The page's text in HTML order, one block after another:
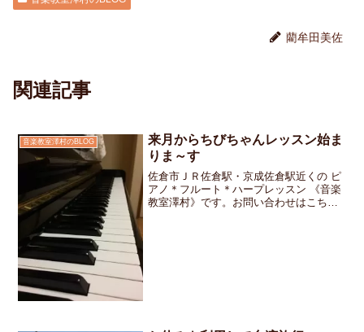
藺牟田美佐
関連記事
音楽教室澤村のBLOG
来月からちびちゃんレッスン始ま
りま～す
佐倉市ＪＲ佐倉駅・京成佐倉駅近くの ピ
アノ＊フルート＊ハープレッスン 《音楽
教室澤村》です。お問い合わせはこちら